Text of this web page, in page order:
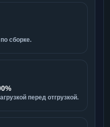
сборке.
перед отгрузкой.